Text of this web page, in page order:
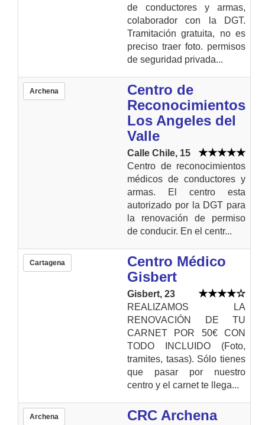
de conductores y armas,
colaborador con la DGT.
Tramitación gratuita, no es
preciso traer foto. permisos
de seguridad privada...
Archena
Centro de
Reconocimientos
Los Angeles del
Valle
Calle Chile, 15
Centro de reconocimientos
médicos de conductores y
armas. El centro esta
autorizado por la DGT para
la renovación de permiso
de conducir. En el centr...
Cartagena
Centro Médico
Gisbert
Gisbert, 23
REALIZAMOS LA
RENOVACIÓN DE TU
CARNET POR 50€ CON
TODO INCLUIDO (Foto,
tramites, tasas). Sólo tienes
que pasar por nuestro
centro y el carnet te llega...
Archena
CRC Archena